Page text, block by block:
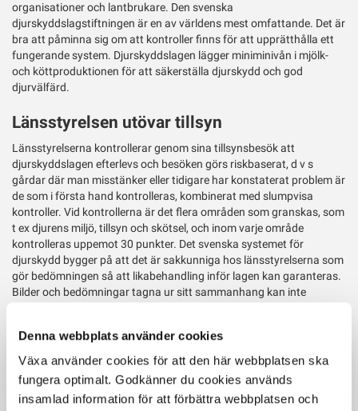
Denna webbplats använder cookies
Växa använder cookies för att den här webbplatsen ska
fungera optimalt. Godkänner du cookies används
insamlad information för att förbättra webbplatsen och
organisationer och lantbrukare. Den svenska
djurskyddslagstiftningen är en av världens mest omfattande. Det är
bra att påminna sig om att kontroller finns för att upprätthålla ett
fungerande system. Djurskyddslagen lägger miniminivån i mjölk-
och köttproduktionen för att säkerställa djurskydd och god
djurvälfärd.
Länsstyrelsen utövar tillsyn
Länsstyrelserna kontrollerar genom sina tillsynsbesök att
djurskyddslagen efterlevs och besöken görs riskbaserat, d v s
gårdar där man misstänker eller tidigare har konstaterat problem är
de som i första hand kontrolleras, kombinerat med slumpvisa
kontroller. Vid kontrollerna är det flera områden som granskas, som
t ex djurens miljö, tillsyn och skötsel, och inom varje område
kontrolleras uppemot 30 punkter. Det svenska systemet för
djurskydd bygger på att det är sakkunniga hos länsstyrelserna som
gör bedömningen så att likabehandling inför lagen kan garanteras.
Bilder och bedömningar tagna ur sitt sammanhang kan inte
Vid Länsstyrelsernas kontroller kan besöket leda till olika
bedömningar: ingen anmärkning, brister som djurägaren själv får i
uppdrag att rätta till eller brister som ska rättas till och sedan i
efterkontroll godkännas av Länsstyrelsen. Djurskyddslagen ska
verka förebyggande och påpekande om brister behöver inte